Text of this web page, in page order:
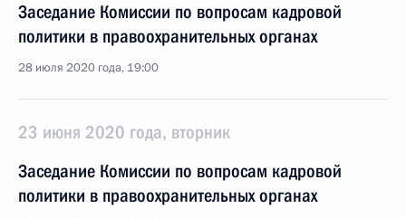
Заседание Комиссии по вопросам кадровой
политики в правоохранительных органах
28 июля 2020 года, 19:00
23 июня 2020 года, вторник
Заседание Комиссии по вопросам кадровой
политики в правоохранительных органах